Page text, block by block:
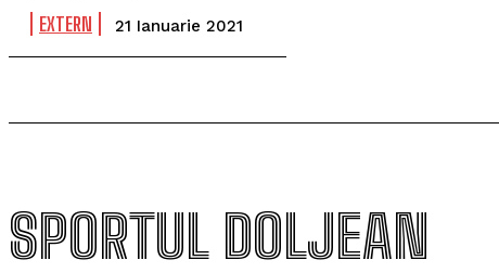
EXTERN 21 Ianuarie 2021
SPORTUL DOLJEAN